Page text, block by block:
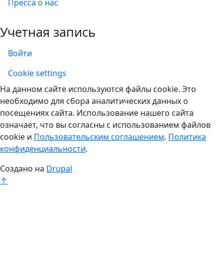
Пресса о нас
Учетная запись
Войти
Учетная запись
Cookie settings
На данном сайте используются файлы cookie. Это
необходимо для сбора аналитических данных о
посещениях сайта. Использование нашего сайта
означает, что вы согласны с использованием файлов
cookie и Пользовательским соглашением. Политика
конфиденциальности.
Создано на Drupal
↑